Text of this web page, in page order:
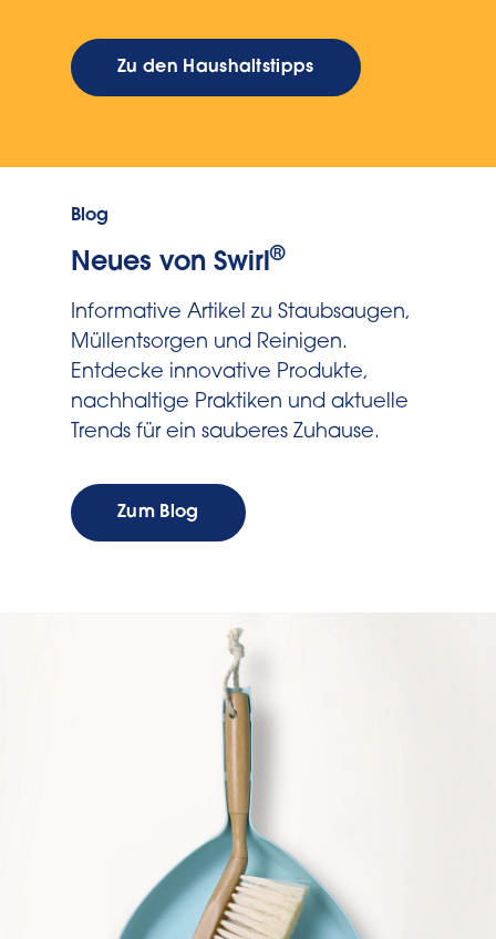
Zu den Haushaltstipps
Blog
Neues von Swirl®
Informative Artikel zu Staubsaugen,
Müllentsorgen und Reinigen.
Entdecke innovative Produkte,
nachhaltige Praktiken und aktuelle
Trends für ein sauberes Zuhause.
Zum Blog